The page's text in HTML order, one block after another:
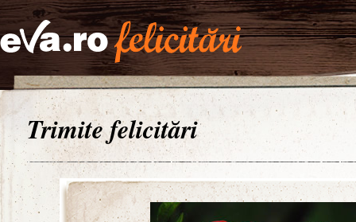
Trimite felicitări